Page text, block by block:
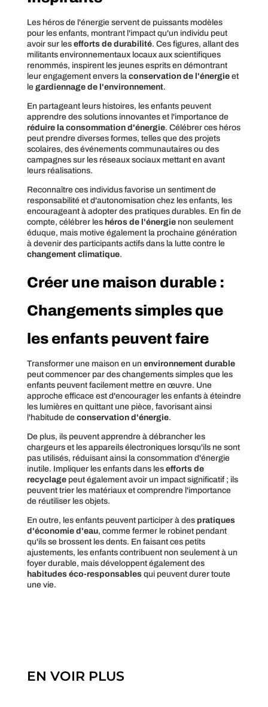
Les héros de l'énergie servent de puissants modèles
pour les enfants, montrant l'impact qu'un individu peut
avoir sur les efforts de durabilité. Ces figures, allant des
militants environnementaux locaux aux scientifiques
renommés, inspirent les jeunes esprits en démontrant
leur engagement envers la conservation de l'énergieet
le gardiennage de l'environnement.
En partageant leurs histoires, les enfants peuvent
apprendre des solutions innovantes et l'importance de
réduire la consommation d'énergie. Célébrer ces héros
peut prendre diverses formes, telles que des projets
scolaires, des événements communautaires ou des
campagnes sur les réseaux sociaux mettant en avant
leurs réalisations.
Reconnaître ces individus favorise un sentiment de
responsabilité et d'autonomisation chez les enfants, les
encourageant à adopter des pratiques durables. En fin de
compte, célébrer les héros de l'énergienon seulement
éduque, mais motive également la prochaine génération
à devenir des participants actifs dans la lutte contre le
changement climatique.
Créer une maison durable :
Changements simples que
les enfants peuvent faire
Transformer une maison en un environnement durable
peut commencer par des changements simples que les
enfants peuvent facilement mettre en œuvre. Une
approche efficace est d'encourager les enfants à éteindre
les lumières en quittant une pièce, favorisant ainsi
l'habitude de conservation d'énergie.
De plus, ils peuvent apprendre à débrancher les
chargeurs et les appareils électroniques lorsqu'ils ne sont
pas utilisés, réduisant ainsi la consommation d'énergie
inutile. Impliquer les enfants dans les efforts de
recyclagepeut également avoir un impact significatif ; ils
peuvent trier les matériaux et comprendre l'importance
de réutiliser les objets.
En outre, les enfants peuvent participer à des pratiques
d'économie d'eau, comme fermer le robinet pendant
qu'ils se brossent les dents. En faisant ces petits
ajustements, les enfants contribuent non seulement à un
foyer durable, mais développent également des
habitudes éco-responsablesqui peuvent durer toute
une vie.
EN VOIR PLUS